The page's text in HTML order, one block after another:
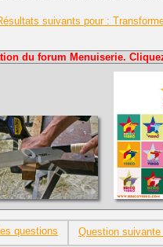
suivants pour :
du forum Menuiserie.
questions Question suivante